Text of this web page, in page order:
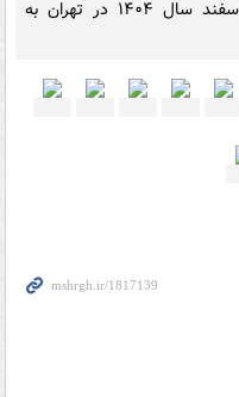
پاسداران انقلاب اسلامی بود که نهم اسفند سال ۱۴۰۴ در تهران به